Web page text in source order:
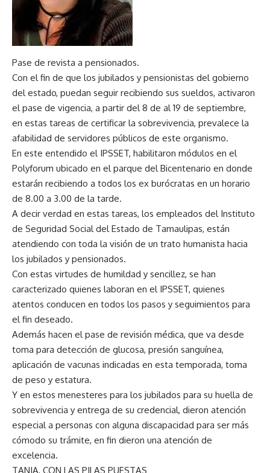
Pase de revista a pensionados.
Con el fin de que los jubilados y pensionistas del gobierno
del estado, puedan seguir recibiendo sus sueldos, activaron
el pase de vigencia, a partir del 8 de al 19 de septiembre,
en estas tareas de certificar la sobrevivencia, prevalece la
afabilidad de servidores públicos de este organismo.
En este entendido el IPSSET, habilitaron módulos en el
Polyforum ubicado en el parque del Bicentenario en donde
estarán recibiendo a todos los ex burócratas en un horario
de 8.00 a 3.00 de la tarde.
A decir verdad en estas tareas, los empleados del Instituto
de Seguridad Social del Estado de Tamaulipas, están
atendiendo con toda la visión de un trato humanista hacia
los jubilados y pensionados.
Con estas virtudes de humildad y sencillez, se han
caracterizado quienes laboran en el IPSSET, quienes
atentos conducen en todos los pasos y seguimientos para
el fin deseado.
Además hacen el pase de revisión médica, que va desde
toma para detección de glucosa, presión sanguínea,
aplicación de vacunas indicadas en esta temporada, toma
de peso y estatura.
Y en estos menesteres para los jubilados para su huella de
sobrevivencia y entrega de su credencial, dieron atención
especial a personas con alguna discapacidad para ser más
cómodo su trámite, en fin dieron una atención de
excelencia.
TANIA, CON LAS PILAS PUESTAS